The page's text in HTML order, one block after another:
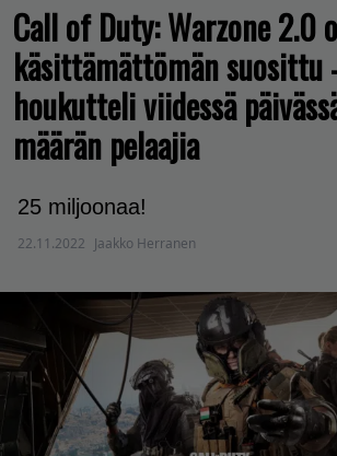
Call of Duty: Warzone 2.0
käsittämättömän suosittu
houkutteli viidessä
määrän pelaajia
25 miljoonaa!
22.11.2022 Jaakko Herranen